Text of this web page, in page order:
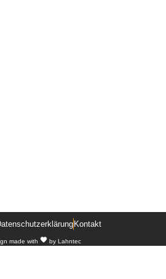
Kontakt
made with by Lahntec